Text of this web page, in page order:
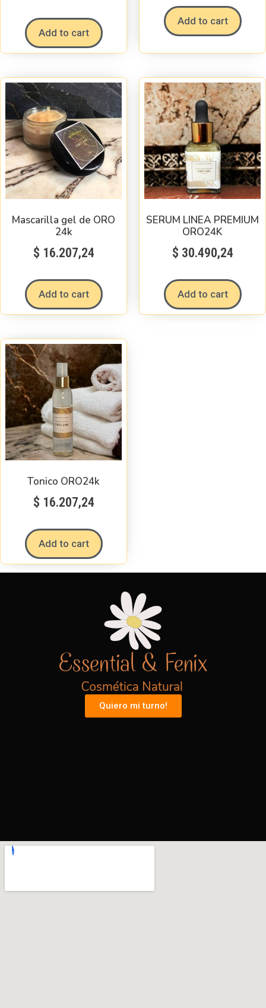
Add to cart
Add to cart
Mascarilla gel de ORO
24k
$ 16.207,24
Add to cart
SERUM LINEA PREMIUM
ORO24K
$ 30.490,24
Add to cart
Tonico ORO24k
$ 16.207,24
Add to cart
Quiero mi turno!